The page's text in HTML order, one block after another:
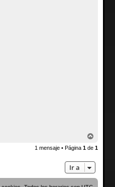
r
b
a
1 mensaje • Página1 de1
Ir a